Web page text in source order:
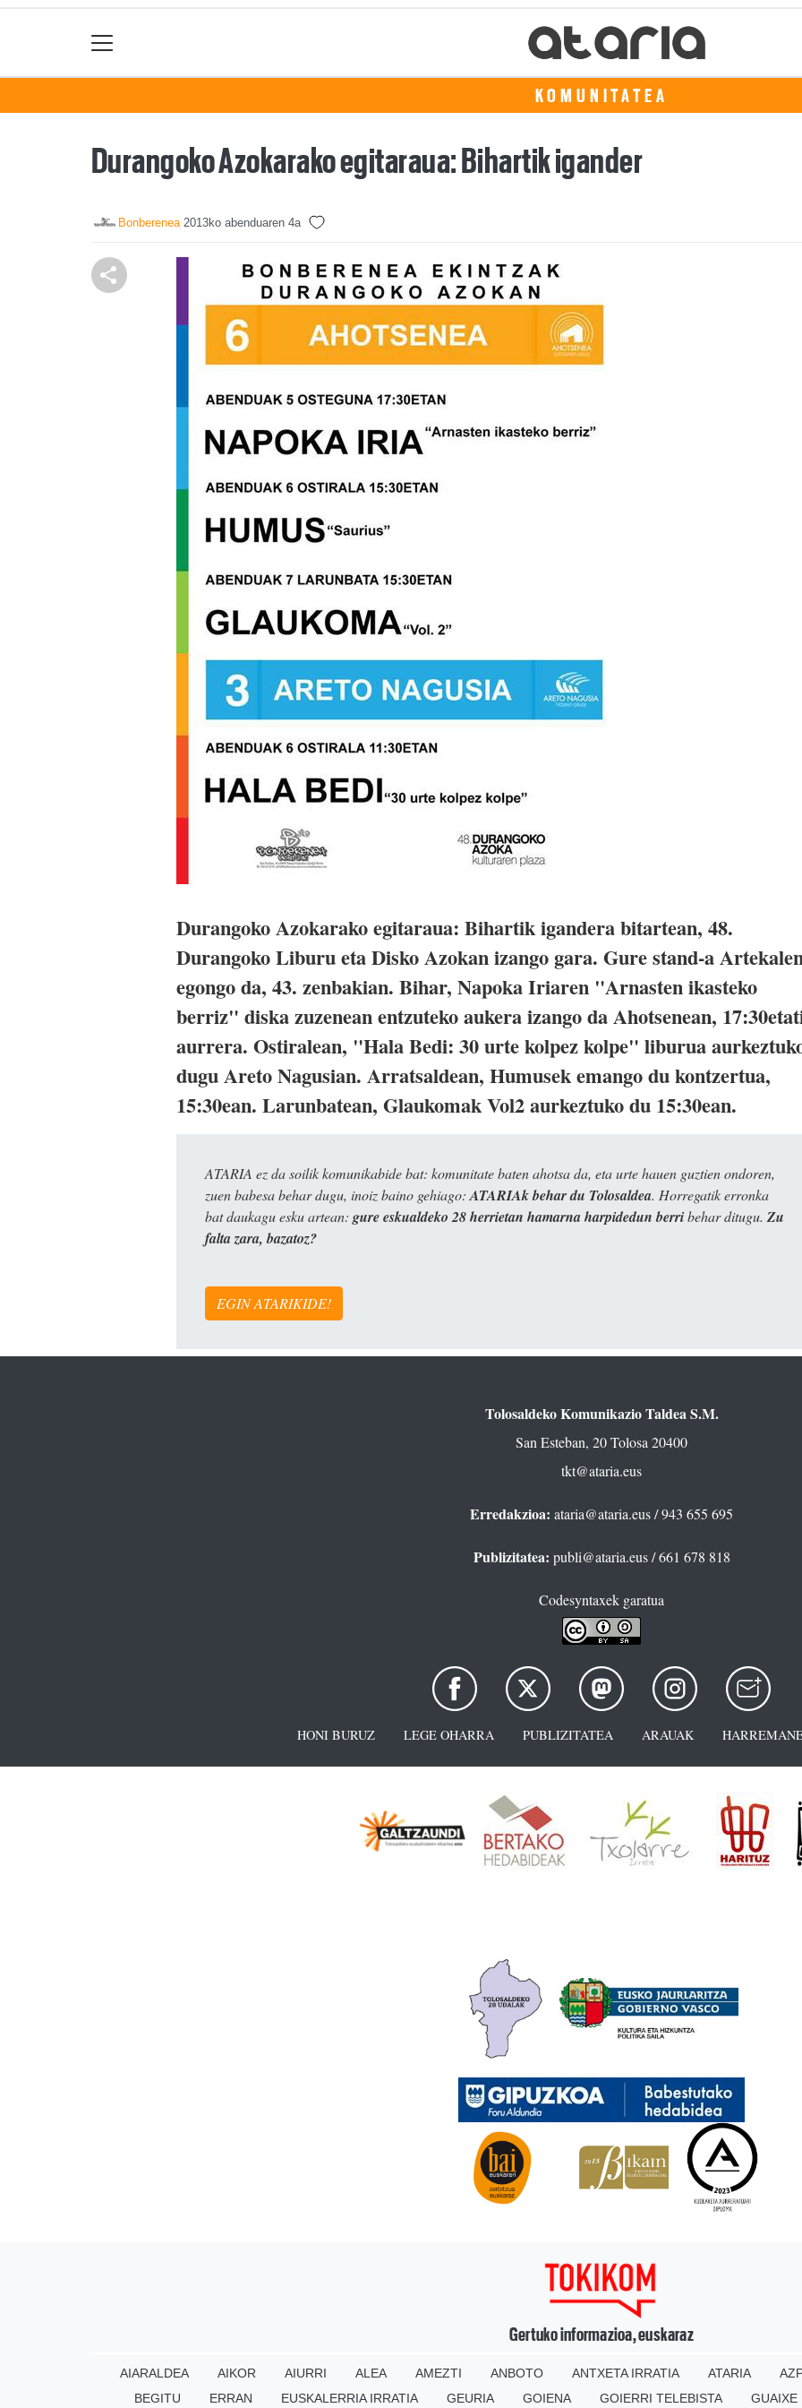
KOMUNITATEA
Durangoko Azokarako egitaraua: Bihartik igander
Bonberenea 2013ko abenduaren 4a
Durangoko Azokarako egitaraua: Bihartik igandera bitartean, 48.
Durangoko Liburu eta Disko Azokan izango gara. Gure stand-a
egongo da, 43. zenbakian. Bihar, Napoka Iriaren "Arnasten ikasteko
berriz" diska zuzenean entzuteko aukera izango da Ahotsenean,
aurrera. Ostiralean, "Hala Bedi: 30 urte kolpez kolpe" liburua
dugu Areto Nagusian. Arratsaldean, Humusek emango du kontzertua,
15:30ean. Larunbatean, Glaukomak Vol2 aurkeztuko du 15:30ean.
ATARIA ez da soilik komunikabide bat: komunitate baten ahotsa da, eta urte hauen guztien ondoren,
zuen babesa behar dugu, inoiz baino gehiago:ATARIAk behar du Tolosaldea. Horregatik erronka
bat daukagu esku artean: gure eskualdeko 28 herrietan hamarna harpidedun berribehar ditugu. Zu
falta zara, bazatoz?
EGIN ATARIKIDE!
Tolosaldeko Komunikazio Taldea S.M.
San Esteban, 20 Tolosa 20400
tkt@ataria.eus
Erredakzioa: ataria@ataria.eus/ 943 655 695
Publizitatea: publi@ataria.eus/ 661 678 818
Codesyntaxek garatua
HONI BURUZ LEGE OHARRA PUBLIZITATEA ARAUAK
Gertuko informazioa, euskaraz
AIARALDEA AIKOR AIURRI ALEA AMEZTI ANBOTO ANTXETA IRRATIA ATARIA
BEGITU
ERRAN EUSKALERRIA IRRATIA GEURIA GOIENA GOIERRI TELEBISTA GUAIXE